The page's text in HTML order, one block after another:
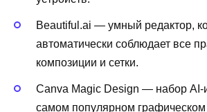
Beautiful.ai — умный редактор,
автоматически соблюдает все
композиции и сетки.
Canva Magic Design — набор AI-
самом популярном